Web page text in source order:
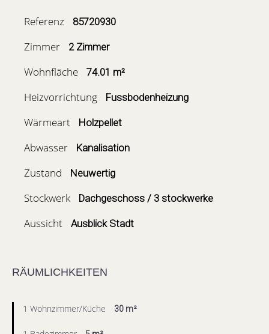
Referenz 85720930
Zimmer 2 Zimmer
Wohnfläche 74.01 m²
Heizvorrichtung Fussbodenheizung
Wärmeart Holzpellet
Abwasser Kanalisation
Zustand Neuwertig
Stockwerk Dachgeschoss / 3 stockwerke
Aussicht Ausblick Stadt
RÄUMLICHKEITEN
1 Wohnzimmer/Küche 30 m²